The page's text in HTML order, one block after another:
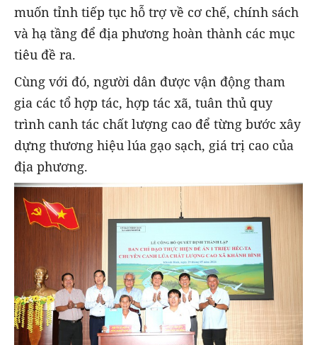
muốn tỉnh tiếp tục hỗ trợ về cơ chế, chính sách
và hạ tầng để địa phương hoàn thành các mục
tiêu đề ra.
Cùng với đó, người dân được vận động tham
gia các tổ hợp tác, hợp tác xã, tuân thủ quy
trình canh tác chất lượng cao để từng bước xây
dựng thương hiệu lúa gạo sạch, giá trị cao của
địa phương.